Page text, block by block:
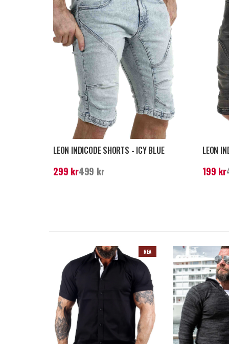
LEON INDICODE SHORTS - ICY BLUE
Nuvarande pris:299 kr
299 kr499 kr
LEON
199 kr
REA